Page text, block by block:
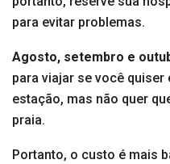
para evitar problemas.
Agosto, setembro e
para viajar se você
estação, mas não quer
praia.
Portanto, o custo é mais